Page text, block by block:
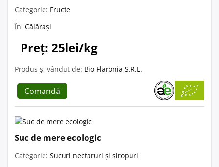
Categorie: Fructe
În: Călărași
Preț: 25lei/kg
Produs și vândut de: Bio Flaronia S.R.L.
Comandă
Suc de mere ecologic
Categorie: Sucuri nectaruri și siropuri